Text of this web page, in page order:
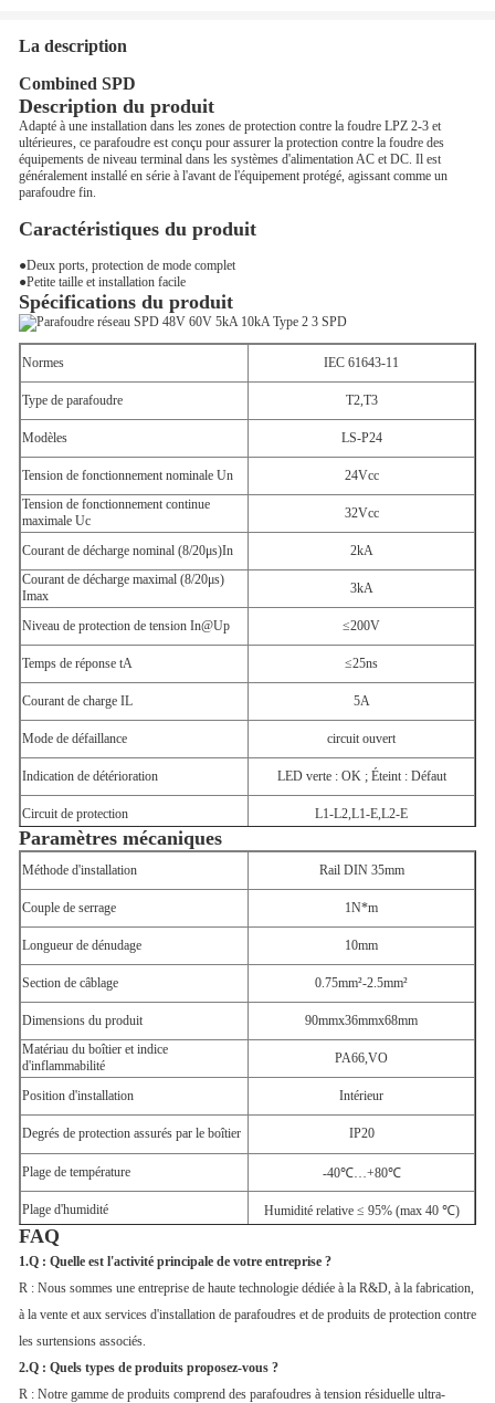
La description
Combined SPD
Description du produit
Adapté à une installation dans les zones de protection contre la foudre LPZ 2-3 et
ultérieures, ce parafoudre est conçu pour assurer la protection contre la foudre des
équipements de niveau terminal dans les systèmes d'alimentation AC et DC. Il est
généralement installé en série à l'avant de l'équipement protégé, agissant comme un
parafoudre fin.
Caractéristiques du produit
●Deux ports, protection de mode complet
●Petite taille et installation facile
Spécifications du produit
Normes IEC 61643-11
Type de parafoudre T2,T3
Modèles LS-P24
Tension de fonctionnement nominale Un
24Vcc
Tension de fonctionnement continue
maximale Uc
32Vcc
Courant de décharge nominal (8/20μs)In
2kA
Courant de décharge maximal (8/20μs)
Imax
3kA
Niveau de protection de tension In@Up ≤200V
Temps de réponse tA ≤25ns
Courant de charge IL 5A
Mode de défaillance circuit ouvert
Indication de détérioration LED verte : OK ; Éteint : Défaut
Circuit de protection L1-L2,L1-E,L2-E
Paramètres mécaniques
Méthode d'installation Rail DIN 35mm
Couple de serrage 1N*m
Longueur de dénudage 10mm
Section de câblage 0.75mm²-2.5mm²
Dimensions du produit
90mmx36mmx68mm
Matériau du boîtier et indice
d'inflammabilité
PA66,VO
Position d'installation Intérieur
Degrés de protection assurés par le boîtier IP20
Plage de température -40℃…+80℃
Plage d'humidité Humidité relative ≤ 95% (max 40 ℃)
FAQ
1.Q : Quelle est l'activité principale de votre entreprise ?
R : Nous sommes une entreprise de haute technologie dédiée à la R&D, à la fabrication,
à la vente et aux services d'installation de parafoudres et de produits de protection contre
les surtensions associés.
2.Q : Quels types de produits proposez-vous ?
R : Notre gamme de produits comprend des parafoudres à tension résiduelle ultra-